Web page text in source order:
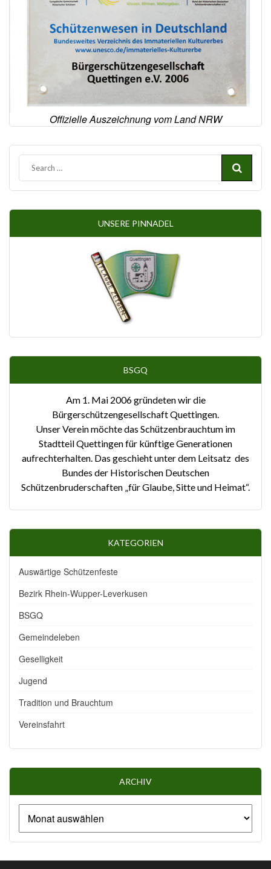
Offizielle Auszeichnung vom Land NRW
UNSERE PINNADEL
BSGQ
Am 1. Mai 2006 gründeten wir die
Bürgerschützengesellschaft Quettingen.
Unser Verein möchte das Schützenbrauchtum im
Stadtteil Quettingen für künftige Generationen
aufrechterhalten. Das geschieht unter dem Leitsatz des
Bundes der Historischen Deutschen
Schützenbruderschaften „für Glaube, Sitte und Heimat“.
KATEGORIEN
Auswärtige Schützenfeste
Bezirk Rhein-Wupper-Leverkusen
BSGQ
Gemeindeleben
Geselligkeit
Jugend
Tradition und Brauchtum
Vereinsfahrt
ARCHIV